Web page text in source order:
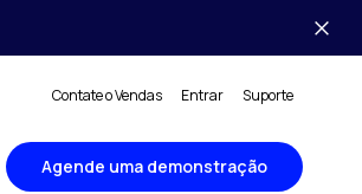
Contate o Vendas Entrar Suporte
Agende uma demonstração